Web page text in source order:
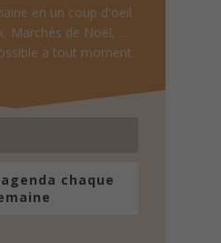
en un coup d'oeil
Marchés de Noël, ...
à tout moment
chaque